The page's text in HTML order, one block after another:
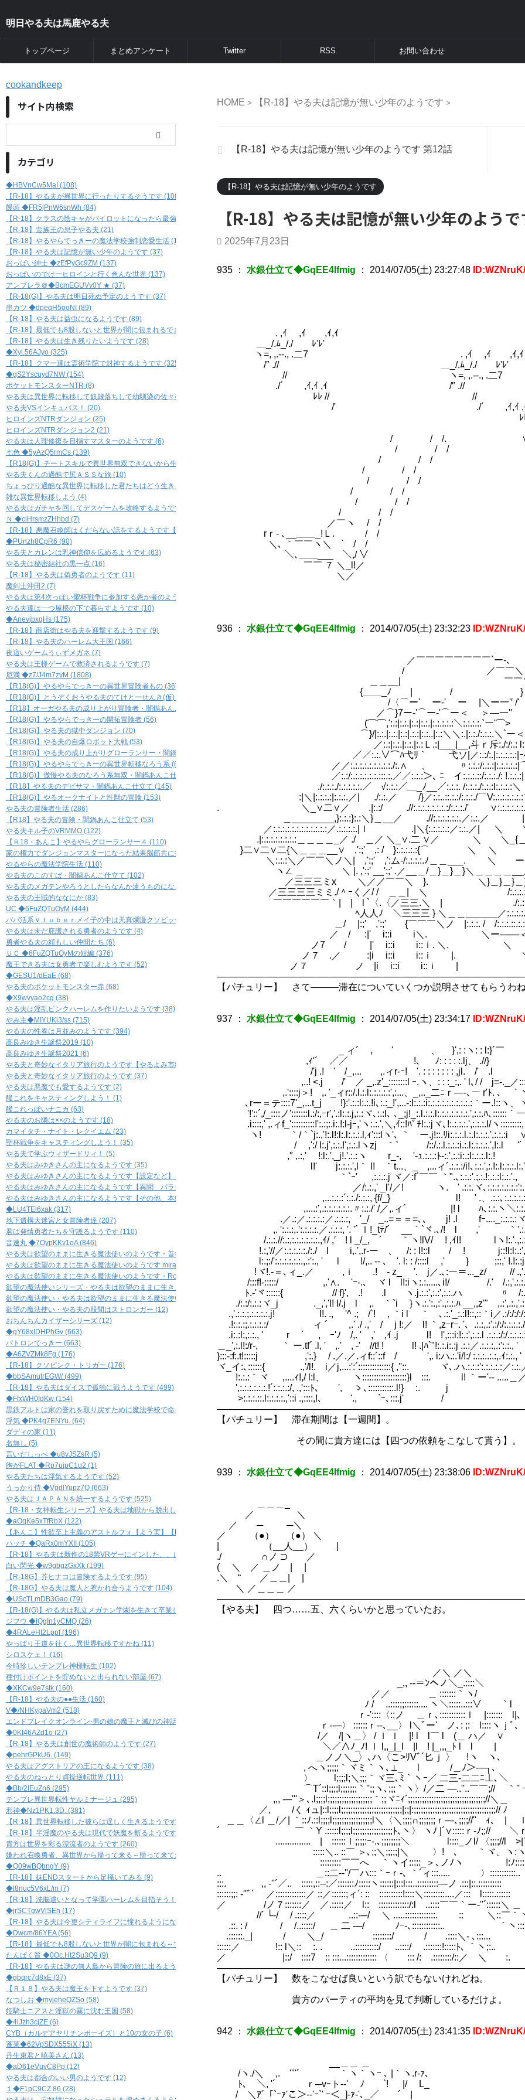
明日やる夫は馬鹿やる夫
トップページ まとめアンケート Twitter RSS お問い合わせ
HOME > 【R-18】やる夫は記憶が無い少年のようです >
【R-18】やる夫は記憶が無い少年のようです 第12話
【R-18】やる夫は記憶が無い少年のようです
【R-18】やる夫は記憶が無い少年のよう
2025年7月23日
935 ： 水銀仕立て◆GqEE4Ifmig ： 2014/07/05(土) 23:27:48
. ,ｲ ,ｲ ,ｲ,ｲ
＿_/.ﾑ_/./ ﾚ'ﾚ'
ヽ=, ,.--., .二7 . ,ｲ ,ｲ ,ｲ,ｲ
/″ .// ＿_/.ﾑ_/./ ﾚ'ﾚ'
// ヽ=, ,.--., .二7
./´ ,ｲ,ｲ ,ｲ /″ .//
ﾚﾚ // //
/' ./´ ,ｲ,ｲ ,
ﾚﾚ
/
/ / /. ∨/ //
/ / / ∨/ ′//
/ / / ∨ / //
/ / / ∨// ′/
/ / / ∨ ′' , /
/ / / ∨ / ,′/
/ / / ∨ /
/ / / ∨// ′/
／￣ヽ / / ∨
rｒ‐ ､__＿＿_!Ｌ. / /
＼､ ｀￣￣ヽ＼ ` / / ゝ
＼､＿＿___ ＼,/ ∨ | ＿
￣￣ ７ ＼_l!／ `７ﾆ
＼／ ∠￣ `
f二´＿＿,
｀￣￣
936 ： 水銀仕立て◆GqEE4Ifmig ： 2014/07/05(土) 23:32:23
／￣￣￣￣￣￣￣￣`ー-､
/ ／￣￣＼⌒
＿＿__| ￣￣＼. ∨
{＿＿_ﾉ | / } |＼.
/〈⌒ー' ー‐' ー |＼ー一'′ /'
／⌒}7ー‐'⌒ー‐'⌒ー＜ ＞―一'′ |￣
(⌒⌒,':.:|:.:.|:.:|:.:.|:.:.:.:.:＼:.:.:.:.`ー'⌒>
⌒}/|:.:.|:.:.|:.:|.:.:|:.:..|:.:＼＼:.|:.:./:.:.:.＼`ー＜
／:.:|:.:.|:.:.|:.:Ｌ.:|___|__,斗ｒ斥:./:/:.: l:.:
／／:.:.∨⌒ﾊ弋ﾘ｀ 弋ソ|／:.:/:.|:.:.:.:.:|ｰ
／／:.:.:.:.:.:.:.:.:./:.∧ 、 〃:.:.:/
／:.:/:.:.:.:.:.:.:::.:.／／:.:.:＞､ ﾆ イ:.:.:.::/:.:.:./: !.:.:.:|
./:.:.:./:.:.:.:.:.／￣√:.:.:／＿_ﾉ__／:.:.:. /:.:.:./:.:.:l:.:.:.:＼
:|＼|:.:.:.:|:.:.:.／| ./:.:.／ /}／:.:..::.:.:/:.:.:./⌒V:.:.:.:.:.:.:
. ＼_∨二∨／ .|:.:/ .//:.:.:.:.:.:.:.:/:.:.:./'
＿________,}:.:.:}:.:＼}＿__／ .//:.:.:.:.:.:.／:.:.／
／:.:.:.:.:.:.:.:.:.:.:.:／.:.:.:.:.|ｌ .|＼{:.:.:.:.:／:.:.／| ＼ ＼＿
.|:.:.:.:.:.:.:.:＿＿＿＿_／ ./ ＿／ ＼_∨.二 ∨／ ＼ ＼_{＿
}二∨二∨二{＼＿＿＿__∨ ,':;' ,: / }:.:.:.:.:{⌒ ＼ ＼ ＼{
＼:.:.:＼／￣￣＼ノ＼| ,':;' ,':ム-/:.:.:.:.ﾉ＿＿___. ＼
ヽ∠ ＿ ＼ |. ,':;' __':;' .／__＿/＿}＿}＿}＼＿＿＿＿__／{
／三三三ミx ＼／／￣￣＼ }. ＼}＿}＿}＿}__}
／三三三三ミミ./＾ｰく／/ / ＿＿| ＼ /
￣￣￣￣￣￣｀| | l `〈.〈／三三.＼ | ./
ﾍ人人ﾉ￣＼三三三 } ＼＿＿______／
＿/ |:;' ,':;' {￣￣￣＼ノ |:.:.:. / /:.:.:.::.:.:.:
／ / :|' i::i i＼. ＼ー───＜￣{
ノ7 / |' i::i i::ｉ. ＼. ＼
ノ７ .／ :|i i::i i::ｉ |.
ノ７ ノ |i i::i i::
【パチュリー】 さて―――滞在についていくつか説明させてもらうわね
937 ： 水銀仕立て◆GqEE4Ifmig ： 2014/07/05(土) 23:34:17
_ ィ´ , ' 、 }',: :ヽ: : l:}´￣ゝ
,ｨ'´ ／／ !、 ﾉ: : : : :.lj、 .//}
/'j .! ' /_,... ,.ィr-ｰ! '. : : : : : : : ,jl. /' .l ,
,..! <.j /' ／ _,.z'_::::::::l ｰ.ヽ、: : :_:,. ' l､/ / j=-._／
,.'::::j＞! ,. '_ィr::/.l.:.l:.:.:.:.:',:...、_,.._二ﾆｒ―-､ー r'ﾄ. ､ ｀ヽ
､rー＝テ::::7'_,...t_j !}:'.:.:l:.:.!i､:.:_!',...-:l:.:.:i:.:.:.:.:.:.:.:.:.:｀ー.!::ヽ、
'!'::´,/_::::ノ':::::::l.:/:,ｰr','.:l:.:.j,:.:ヾ､:.:l､ ､_;j!_:.l.:.:.l:.:.:.:.:.:.:.',:.:.ﾊ､::::::｀
.i::::,' ,.ィf_'::::::::::!':.:;:.i:.!:l-jｰ,'ヽ:.:.',＼,ｲ::!ﾊﾟﾁ!:.:jヾ､!:.:.:.:.',:.:.:.l/ヽ:::::::::,
ヽ! ｀/｀`j:.,'!:.l!:l:.l:.:.:.l,ｨ':::lヽ'､ ｀ ー.j!::.ﾘi:.:.:.l.:.l:.:.:.',:.:.:i
/ ,':/ l:.j',:.:.!',:.:.lヽzj ｀` /::/.:.l.:.:.:i.:.l:.:.:.:.',!:.l '´
,″ ,.:,' !:l:.',_j!.'.:.:ヽ r_-, '-ｭ.:.:.:ﾄ-:.',:.:i:.:l:.:.:.l:.!
l!' j:.:.:.',l｀ l!ゝ｀t...、_ ,...ィ´.:.:.:/i!､
｀`ｰ' ,:.:.:.j ヾ／:f´￣￣ ｀".､:.:.:'.;.:.!:.:.:l:.:.'.,
／/:.:.,' _l'/／! ヽ. ' .:.:.ヾ､:.:.:.:.:.:.:':..
,...:.:.:´:.:./:.:.:, {f/_} l! ' .、.:.:､:.:.:.:.:.:.:.
,....:',.:.:.:.:.:.:.〃:.:./' /／,.ィ´ |! l ﾊ､:.:.ヽ＼
.／.:／.:.:.:.:／.:.:.:, '_/ _..=＝＝=､､ j! .l fｰ...._:.:.:.:ヾ:.､
,. ':.:.:,.':.:.:.:.／.:.:.:, '. '´ ｌ!_tﾃ/´ ￣__｀`ヾ.､/! l ,' ｀'.:.:.:
/.:.:.//:.:,:.:.:.:.:.:.,ｲ/ ,′ ! l _/_, ´ ｀ヽ!lV/ ! ,ｲl! lヽ
!.:,'//／:.:.:.:.:./:./ l i,.',.r-ー 、 /: : l!::l / !
l:.;:/':.:.:.:.:.:.,.:':., ' l !/,.. -- ､ '. l: : /::::l ,' } ;::,'
!ヾ!.-＝､ィ_.／ ,ｉ .! - z_ '. j／.､:ー＝..._z/ //
/:::f!-:::::/ ,.'∧. 'ｰ-.､ ヾ l l!:iヽ:.:.....､i!/ /.' /
ﾄ.-'ヾ::::::{ // f}', .! .l ヽ.j.:.:',:.:',:.:.ハ 〃 /
./:.:/:.:.:ヾ_j ._,','l! l/.j l ,. ｀`i }ヽ.:.':.,:'.,:.:.ﾊ __,,z'"
.,'.:.:.;.:.:.:.:.j! l!. ., '^ .; /`! , ｀i l ｀ ､.:.'_:.:l!::,::｀i／.:/:/:/:/
.!:.:.:;.:.:.:.:/ ィ ´ ,.' ./ .,' / j !:／ l! ｀,zｰrｰ. '、.:.:,.:'.:/:/:.:.:.:./
.i:.:l:,:.:., ' r ´ , ｰ'ﾉ /,. ' ,' ,ｲ .j l! !',:::i:!:.:',:.:.l .:.:.:/:/.:.:.:.:/
＿_',:.l!:/r-, ｀ ー.tf´ .l, ' ,.' , -' //t! ! l! .|ﾊ`"!:.:.i:.:j .:.:／.:.:.:,.:':.:., '
}:::-:f:.t!:::::j ,':.} / .／.／.ィf::´::f / ',. i:ハ.:.'i/!:/ :.:.:..:.:,.ｲ:.:., '
ヾ_イ:､::::::{ .,'/l!. i／j,...:':´::::::::::::::{ ,''::. ヾ､.ハ.:.:.:':.:.:.:.:／
!:.:.:｀ヾ ,....ｨ!,/ l:l、 ヽ:::::::::::::::::::}l :::. l! ｀ー'-- .....＿／
',:.:.:.:.:.:.!´:.:.:.:/, .,':::ﾄ､ ', ゝ､:::::::::::.l!} :. j
>:.:.:.::.l:.:.:.:.,'::i .,::::,!､ '., `ｰ､:::.j' /
【パチュリー】 滞在期間は【一週間】。
その間に貴方達には【四つの依頼をこなして貰う】。
939 ： 水銀仕立て◆GqEE4Ifmig ： 2014/07/05(土) 23:38:06
／ ＼
／ ─ ─＼
／ （●） （●） ＼
| （__人__） |
./ ∩ノ ⊃ ／
( ＼ ／ ＿ノ | |
.＼ “ ／＿＿| |
＼ ／＿＿＿ ／
【やる夫】 四つ……五、六くらいかと思っていたお。
／＼ ／＼
_,, -‐＝ﾝヘノ＼_.::::＼
／／ ＿ :::::::｀ヽ/
ﾉ / ..::::;;::::::.... ヽ＼:::::..:::∨￣￣｀l
ｒ‐'::::〈::ノ ＿ｒ､:::::::::::ｌ |::::::: l|､￣
ｒ-‐─〉 ::::::ｒ‐-､__〉 l＼ﾞー' ノ､: ;: l::::ヽｊﾞ､
/／ /|ヽ＿〉 / ｌ ｌ |! l l￣ l (＿ ハ／ ∨
＼／∧ﾉ_ﾉ! ｌ l,,_|_l |l ! |_,,,_ﾄ l l |
＿ノノ＼_〉､ハ〈こ>ﾘVﾞ´匕ｊ 〉 !ヽ ヽ､
, へヽ;;;;;｀ヾミ｀ヽ､⊥_ l /＿ﾉ＞-─┐、
〉 l;;;;l;＼;;;｀ヾ三､ﾐ｀ヽｰ／ 二三‐二二ﾆ⊥､＼
⌒T´::l;;;;l;;;;;;;｀'';;ヽ､;;;｀ヽ〉/／二 -─..''..￣￣;// ｀'' ｰ
,,, -─'''＞､.l;;;;l;;;;;;;;;;;;;;;;;;;｀;;ヾﾆｨ´;;;;;;;;;;;;;;;;;;;;;;;;;;;;;;;;;//＼＿
／, /く ｨュ|::l;;;;l;;;;;;;;;;;;;;;;;;;;;;;;;;|;;|:;;;;;;;;;;;;;;;;;;;;;;;;;;;;;;;;;;;//
＿＿〈∠l ＿/／| ｀::ﾉ.::l;;;;l;;;;;;;;;;;;;;;;;l＼〈＼;;;;∩;;;;;;;ｒ─-､;;;;//'' ｨ､ |
´ ￣ ｀Y .:::::l;;;;l;;;;;;;;;;;;;;;;;ﾄ､ヽ〉 ヽﾉ |´∨:::::ｒ‐ﾉ;;//
............... | ::::::ｌ;;;;:ｰ-.､;;;;;;;;＼ l::::_ノl/ 〈;;;;//l >|￣
:::::＼.. ::￣ ＞､;;＼;;;;;|＼ 〉! ､ ｀ヾ、ヽ:ヽ
:::::::::￣￣へ ｀ヽイ:::::_＞､ノﾉヽ ゞ !:ﾉ::::::.
.. ＿::二-‐''/￣ハ:::｀ｰｒ-､ ｀´ィ:::..... 〉:::::::::::..
:::. ,, ‐''´／..￣:::::,::-‐:／:::::::ﾉ:::::ヽ::::::|:::l:::..:::::::::─-ノ
::::::;;: ‐''ﾞ´ ／:::::::::::::／ ::／::::::;ィ´: :: ::::::::::!::::＼:::::::::....／
／ /ノ７:::::::／ ／.:::::／ l:: :::::::::::::/:l ..::::￣￣｀ー‐''´::::::＼ ＿
//´ └-/ / .::::／ ..::-─/ ＼ .....:::::::::::::. :: ＼::￣｀
.::. : / / /..:::::/ ＿ 二 -─/ ﾉｰ-､::::::::::::.. ｀ヽ
.::::::._| / ＼_/ ::::::::/ / .::::＼- ､:::...
::::::／ !:: l＼:: :. . ..::::::::::/ ..::::/ .:::::::!:::::ﾄ､ ｀
／ |::/ ::::7 :: :::...::::::::::::: 〈 ::: /: .::::::::/::
【パチュリー】 数をこなせば良いという訳でもないけれどね。
貴方のパーティの平均を見て判断しているだけよ。
942 ： 水銀仕立て◆GqEE4Ifmig ： 2014/07/05(土) 23:41:35
/ヽ./＼ ,. ''"´ ｀ヽ｀ヽｰ ､ |｀ヽ.r-ｧ､
ﾄ､ ＼, '´ ｒ─vｰト-‐' ﾉ `! |/ L_
/ ＼ｱ´「`ｰｧ'こ＞-‐'ｰ`' ｰ＜_]‐ｧ-'､_／ ´ |
cookandkeep
サイト内検索
カテゴリ
◆HBVnCw5MaI (108)
【R-18】やる夫が異世界に行ったりするそうです (108)
饅頭 ◆FR5jPnW6snWh (84)
【R-18】クラスの陰キャがパイロットになったら最強だった件 (46)
【R-18】蛮族王の息子やる夫 (21)
【R-18】やるやらでっきーの魔法学校強制恋愛生活 (17)
【R-18】やる夫は記憶が無い少年のようです (37)
おっぱい紳士 ◆zEfPyGc9ZM (137)
おっぱいのでけーヒロインと行く色んな世界 (137)
アンブレラ＠◆BcmEGUVv0Y ★ (37)
【R-18(G)】やる夫は明日死ぬ予定のようです (37)
串カツ ◆dpeqH5ooNI (89)
【R-18】やる夫は益虫になるようです (89)
【R-18】最低でも8股しないと世界が闇に包まれるできる夫の恋愛事情 裏 (45)
【R-18】やる夫は生き残りたいようです (28)
◆Xyi.56AJyo (325)
【R-18】クマー達は霊術学院で封神するようです (325)
◆gS2Yscuyd7NW (154)
ポケットモンスターNTR (8)
やる夫は異世界に転移して奴隷落ちして幼馴染の佐々美さんを寝取られるようです (1)
やる夫VSインキュバス！ (20)
ヒロインズNTRダンジョン (25)
ヒロインズNTRダンジョン2 (21)
やる夫は人理修復を目指すマスターのようです (6)
七色 ◆5yAzQ5rmCs (139)
【R18(G)】チートスキルで異世界無双できないから生き足掻く (37)
やる夫くんの過酷で尻ＡＳＳな旅 (10)
ちょっぴり過酷な異世界に転移した君たちはどう生きるのか (39)
雑な異世界転移しよう (4)
やる夫はガチャを回してデスゲームを攻略するようです (49)
Ｎ ◆ciHrsmzZHhbd (7)
【R-18】悪魔召喚師はくだらない話をするようです【BL】 (7)
◆PUnzh8CpR6 (90)
やる夫とカレンは乳神信仰を広めるようです (63)
やる夫は秘密結社の黒一点 (16)
【R-18】やる夫は偽勇者のようです (11)
魔剣士沖田2 (7)
やる夫は第4次っぽい聖杯戦争に参加する愚か者のようです (5)
やる夫達は一つ屋根の下で暮らすようです (10)
◆AnevjbxgHs (175)
【R-18】商店街はやる夫を迎撃するようです (9)
【R-18】やる夫のハーレム大王国 (166)
夜這いゲームうぃずメガネ (7)
やる夫は王様ゲームで救済されるようです (7)
厄満 ◆z7/J4m7zvM (1808)
【R18(G)】やるやらでっきーの異世界冒険者もの (36)
【R18(G)】とうぞくおうやる夫のてけとーせんき(仮) (33)
【R18】オーガやる夫の成り上がり冒険者・闇鍋あんこ仕立て (67)
【R18(G)】やるやらでっきーの開拓冒険者 (56)
【R18(G)】やる夫の獄中ダンジョン (70)
【R18(G)】やる夫の自爆ロボット大戦 (53)
【R18(G)】やる夫の成り上がりグローランサー・闇鍋あんこ仕立て (42)
【R18(G)】やるやらでっきーの異世界転移なろう系 (61)
【R18(G)】傲慢やる夫のなろう系無双・闇鍋あんこ仕立て (118)
【R18】やる夫のデビサマ・闇鍋あんこ仕立て (145)
【R18(G)】やるオークナイトと性獣の冒険 (153)
やる夫の冒険者生活 (286)
【R18】やる夫の冒険・闇鍋あんこ仕立て (53)
やる夫キル子のVRMMO (122)
【Ｒ18・あんこ】やるやらグローランサー４ (110)
家の権力でダンジョンマスターになった結果脳筋共に振り回されて副官共々滅茶苦茶苦労するハメになった件について (48)
やるやらの魔法学院生活 (110)
やる夫のこのすば・闇鍋あんこ仕立て (102)
やる夫のメガテンやろうとしたらなんか違うものになったもの (60)
やる夫の王賊的ななにか (83)
UC ◆6FuZQTuOyM (444)
パパ活系Ｖｔｕｂｅｒメイ子の中は天真爛漫クソビッチ妻ユリカちゃん (5)
やる夫は未だ庇護される勇者のようです (4)
勇者やる夫の頼もしい仲間たち (6)
ＵＣ ◆6FuZQTuOyMの短編 (376)
魔王できる夫は女勇者で楽しむようです (52)
◆GESU1/dEaE (68)
やる夫のポケットモンスター赤 (68)
◆X9wvyao2cg (38)
やる夫は淫乱ピンクハーレムを作りたいようです (38)
やみ主◆MIYUKi3/ss (715)
やる夫の性春は月並みのようです (394)
高良みゆき生誕祭2019 (10)
高良みゆき生誕祭2021 (6)
やる夫と奇妙なイタリア旅行のようです【やるよみ市編】 (36)
やる夫と奇妙なイタリア旅行のようです (37)
やる夫は悪魔でも愛するようです (2)
艦これをキャスティングしよう！ (1)
艦これっぽいナニカ (63)
やる夫のお隣は××のようです (18)
カマイタチ・ナイト・レクイエム (23)
聖杯戦争をキャスティングしよう！ (35)
やる夫で学ぶウィザードリィ！ (5)
やる夫はみゆきさんの主になるようです (35)
やる夫はみゆきさんの主になるようです【設定など】 (14)
やる夫はみゆきさんの主になるようです【異聞 パラレル編】 (12)
やる夫はみゆきさんの主になるようです【その他 本編とまったく関係ないもの】 (19)
◆LU4TEl6xak (317)
地下遺構大迷宮と女冒険者達 (207)
君は発情勇者たちを守護るようです (110)
音速丸 ◆7OypKKv1oA (846)
やる夫は欲望のままに生きる魔法使いのようです・首領８ (23)
やる夫は欲望のままに生きる魔法使いのようです miracleman's number (13)
やる夫は欲望のままに生きる魔法使いのようです・Rock 'n' Roll (12)
欲望の魔法使いシリーズ・やる夫は欲望のままに生きる魔法使いのようです・ＧＯＧＯ (12)
欲望の魔法使い・やる夫は欲望のままに生きる魔法使いのようです米粉麺 (13)
欲望の魔法使い・やる夫の股間はストロンガー (12)
おちんちんカイザーシリーズ (12)
◆gY68xIDHPhGv (663)
パトロンでっきー (663)
◆A6ZVZMk8Fg (176)
【R-18】クソピンク・トリガー (176)
◆bbSAmutrEGW/ (499)
【R-18】やる夫はダイスで孤独に戦うようです (499)
◆FfxWH0IdKw (154)
黒鉄アルトは家の誉れを取り戻すために魔法学校で命を賭すようです (154)
浮気 ◆PK4g7ENYu. (64)
ダディの家 (11)
名無し (5)
言いだしっぺ ◆u8vJSZsR (5)
胸がFLAT ◆Rp7uipC1u2 (1)
やる夫たちは浮気するようです (52)
うっかり侍 ◆VgdlYupz7Q (663)
やる夫はＪＡＰＡＮを統一するようです (525)
【R-18・女神転生シリーズ】やる夫は地獄から脱出したいそうです (138)
◆aOqKe5xTfRbX (122)
【あんこ】性欲至上主義のアストルフォ【よう実】【R-18】 (122)
ハッチ ◆QaRx0mYXII (105)
【R-18】やる夫は新作の18禁VRゲーにインした、、はず…… (105)
白い閃光 ◆w9gbgzGxXk (199)
【R-18G】芥ヒナコは冒険するようです (95)
【R-18G】やる夫は魔人と惹かれ合うようです (104)
◆UScTLmDB3Gao (79)
【R-18(G)】やる夫は私立メガテン学園を生きて卒業したいようです (79)
ジフウ ◆lQgIn1yCMQ (26)
◆4RALeHt2Lppf (196)
やっぱり王道を往く…異世界転移ですかね (11)
シロスケェ！ (16)
今時珍しいテンプレ神様転生 (102)
種付けポイントを貯めないと出られない部屋 (67)
◆XKCw9e7stk (160)
【R-18】やる夫の●●生活 (160)
V◆/NHKypaVm2 (518)
エンドブレイクオンライン-男の娘の魔王と滅びの神話- (518)
◆0Kt46AZd1o (27)
【R-18】やる夫は創世の魔術師のようです (27)
◆pehrGPkU6. (149)
やる夫はアグストリアの王になるようです (38)
やる夫のねっとり貞操逆転世界 (111)
◆Bb/2IEuZn6 (295)
テンプレ異世界転性ヤルミナージュ (295)
邪神◆Nz1PK1.3D. (381)
【R-18】異世界転移した彼らは逞しく生きるようです (76)
【R-18】半淫魔のやる夫は現代で妖魔を斬るようです (32)
貴方は世界を彩る漂流者のようです (260)
嫌われ召喚勇者、異世界から帰って来る～帰って来てからも騒動に巻き込まれる～ (13)
◆Q09wBQbngY (9)
【R-18】妹ENDスタートから足掻いてみる (9)
◆l8nuc5V6xL/m (7)
【R-18】洗脳遣いとなって学園ハーレムを目指そう！ (7)
◆jrSCTgwVlSEh (17)
【R-18】やる夫は今更シティライフに憧れるようになったようです (17)
◆Dwcm/86YEA (56)
【R-18】最低でも8股しないと世界が闇に包まれる～できる夫の恋愛事情(ペルソナ風味)～ (56)
たんぱく質 ◆0Oc.Ht2Su3Q9 (9)
【R-18】やる夫は謎の無人島から冒険の旅に出るようです (9)
◆gbqrc7d8xE (37)
【Ｒ１８】やる夫は魔王を下すようです (37)
なつしお ◆myjeheQZSo (58)
姫騎士ニアスと淫獄の霧に沈む王国 (58)
◆4lJzh3cjZE (6)
CYB（カルデアヤリチンボーイズ）と10の女の子 (6)
蓬莱◆62VpSDX555iX (13)
丹生束君と暁美さん (13)
◆aD61eVuvC8Pp (12)
やる夫は都合のいい男のようです (12)
１◆F1pC9CZ.86 (28)